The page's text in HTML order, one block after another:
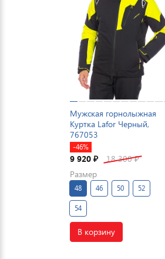
Мужская горнолыжная
Куртка Lafor Черный,
767053
-46%
9 920 ₽ 18 300₽
Размер
48 46 50 52
54
В корзину